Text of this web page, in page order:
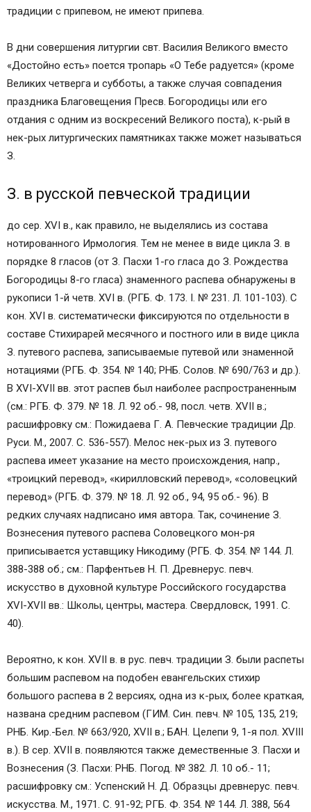
традиции с припевом, не имеют припева.
В дни совершения литургии свт. Василия Великого вместо
«Достойно есть» поется тропарь «О Тебе радуется» (кроме
Великих четверга и субботы, а также случая совпадения
праздника Благовещения Пресв. Богородицы или его
отдания с одним из воскресений Великого поста), к-рый в
нек-рых литургических памятниках также может называться
З.
З. в русской певческой традиции
до сер. XVI в., как правило, не выделялись из состава
нотированного Ирмология. Тем не менее в виде цикла З. в
порядке 8 гласов (от З. Пасхи 1-го гласа до З. Рождества
Богородицы 8-го гласа) знаменного распева обнаружены в
рукописи 1-й четв. XVI в. (РГБ. Ф. 173. I. № 231. Л. 101-103). С
кон. XVI в. систематически фиксируются по отдельности в
составе Стихирарей месячного и постного или в виде цикла
З. путевого распева, записываемые путевой или знаменной
нотациями (РГБ. Ф. 354. № 140; РНБ. Солов. № 690/763 и др.).
В XVI-XVII вв. этот распев был наиболее распространенным
(см.: РГБ. Ф. 379. № 18. Л. 92 об.- 98, посл. четв. XVII в.;
расшифровку см.: Пожидаева Г. А. Певческие традиции Др.
Руси. М., 2007. С. 536-557). Мелос нек-рых из З. путевого
распева имеет указание на место происхождения, напр.,
«троицкий перевод», «кирилловский перевод», «соловецкий
перевод» (РГБ. Ф. 379. № 18. Л. 92 об., 94, 95 об.- 96). В
редких случаях надписано имя автора. Так, сочинение З.
Вознесения путевого распева Соловецкого мон-ря
приписывается уставщику Никодиму (РГБ. Ф. 354. № 144. Л.
388-388 об.; см.: Парфентьев Н. П. Древнерус. певч.
искусство в духовной культуре Российского государства
XVI-XVII вв.: Школы, центры, мастера. Свердловск, 1991. С.
40).
Вероятно, к кон. XVII в. в рус. певч. традиции З. были распеты
большим распевом на подобен евангельских стихир
большого распева в 2 версиях, одна из к-рых, более краткая,
названа средним распевом (ГИМ. Син. певч. № 105, 135, 219;
РНБ. Кир.-Бел. № 663/920, XVII в.; БАН. Целепи 9, 1-я пол. XVIII
в.). В сер. XVII в. появляются также демественные З. Пасхи и
Вознесения (З. Пасхи: РНБ. Погод. № 382. Л. 10 об.- 11;
расшифровку см.: Успенский Н. Д. Образцы древнерус. певч.
искусства. М., 1971. С. 91-92; РГБ. Ф. 354. № 144. Л. 388, 564